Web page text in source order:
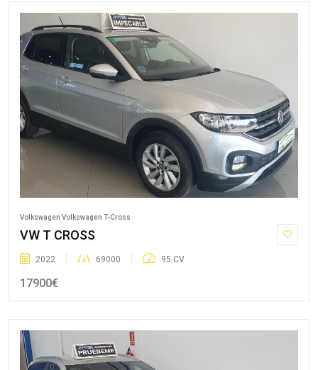
Volkswagen Volkswagen T-Cross
VW T CROSS
2022 69000 95 CV
17900€